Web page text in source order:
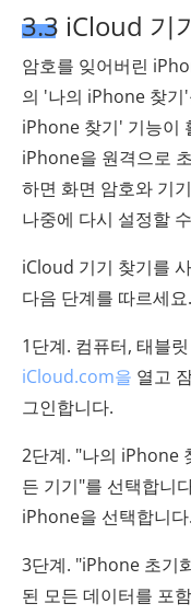
3.3 iCloud 기
암호를 잊어버린
의 '나의 iPhone 찾기
iPhone 찾기' 기능이
iPhone을 원격으로
하면 화면 암호와 기
나중에 다시 설정할
iCloud 기기 찾기를
다음 단계를 따르세요.
1단계. 컴퓨터, 태블
iCloud.com을 열고
그인합니다.
2단계. "나의 iPhone
든 기기"를 선택합니
iPhone을 선택합니다.
3단계. "iPhone 초기
된 모든 데이터를 포